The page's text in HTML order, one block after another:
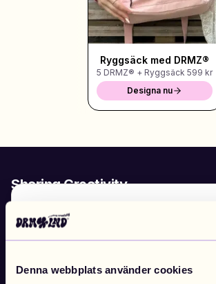
Denna webbplats använder cookies
Ryggsäck med DRMZ®
5 DRMZ® + Ryggsäck 599 kr
Designa nu
Sharing Creativity